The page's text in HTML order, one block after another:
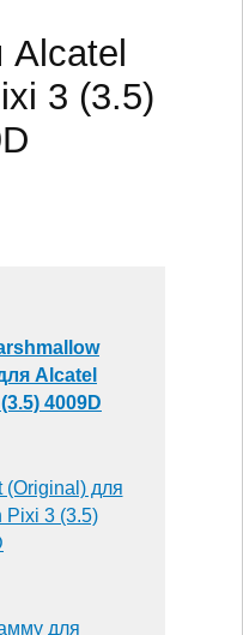
3 (3.5)
Alcatel
4009D
(Original) для
Pixi 3 (3.5)
для